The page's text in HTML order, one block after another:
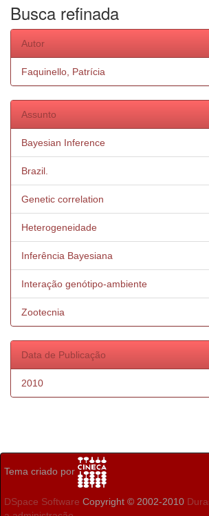
Busca refinada
Autor
Faquinello, Patrícia
Assunto
Bayesian Inference
Brazil.
Genetic correlation
Heterogeneidade
Inferência Bayesiana
Interação genótipo-ambiente
Zootecnia
Data de Publicação
2010
Tema criado por
DSpace Software Copyright © 2002-2010